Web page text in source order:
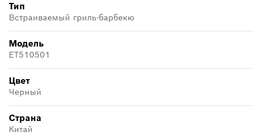
Тип
Встраиваемый гриль-барбекю
Модель
ET510501
Цвет
Черный
Страна
Китай